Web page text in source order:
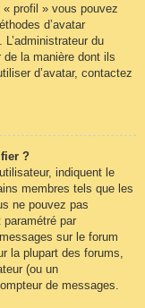
« profil » vous pouvez
d’avatar
du
la manière dont ils
d’avatar, contactez
?
indiquent le
membres tels que les
ne pouvez pas
paramétré par
sur le forum
la plupart des forums,
(ou un
de messages.